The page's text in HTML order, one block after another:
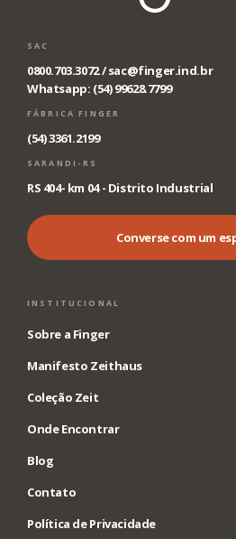
SAC
0800.703.3072 /sac@finger.ind.br
Whatsapp: (54) 99628.7799
FÁBRICA FINGER
(54) 3361.2199
SARANDI-RS
RS 404- km 04 - Distrito Industrial
Converse com um
INSTITUCIONAL
Sobre a Finger
Manifesto Zeithaus
Coleção Zeit
Onde Encontrar
Blog
Contato
Política de Privacidade